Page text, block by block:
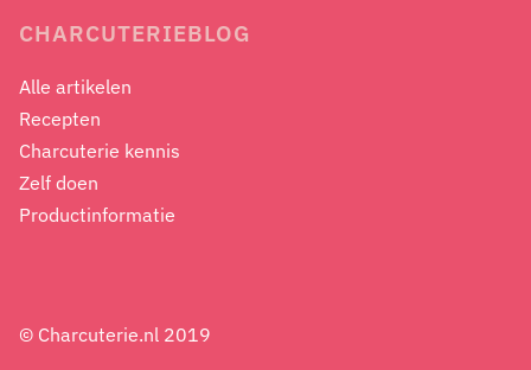
CHARCUTERIEBLOG
Alle artikelen
Recepten
Charcuterie kennis
Zelf doen
Productinformatie
© Charcuterie.nl 2019